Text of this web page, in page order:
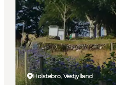
Holstebro, Vestjylland